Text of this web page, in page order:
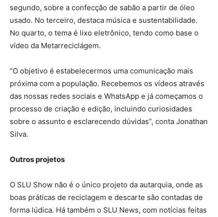
segundo, sobre a confecção de sabão a partir de óleo
usado. No terceiro, destaca música e sustentabilidade.
No quarto, o tema é lixo eletrônico, tendo como base o
vídeo da Metarreciclágem.
“O objetivo é estabelecermos uma comunicação mais
próxima com a população. Recebemos os vídeos através
das nossas redes sociais e WhatsApp e já começamos o
processo de criação e edição, incluindo curiosidades
sobre o assunto e esclarecendo dúvidas”, conta Jonathan
Silva.
Outros projetos
O SLU Show não é o único projeto da autarquia, onde as
boas práticas de reciclagem e descarte são contadas de
forma lúdica. Há também o SLU News, com notícias feitas